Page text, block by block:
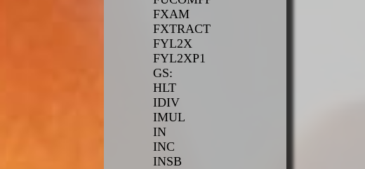
FXAM
FXTRACT
FYL2X
FYL2XP1
GS:
HLT
IDIV
IMUL
IN
INC
INSB